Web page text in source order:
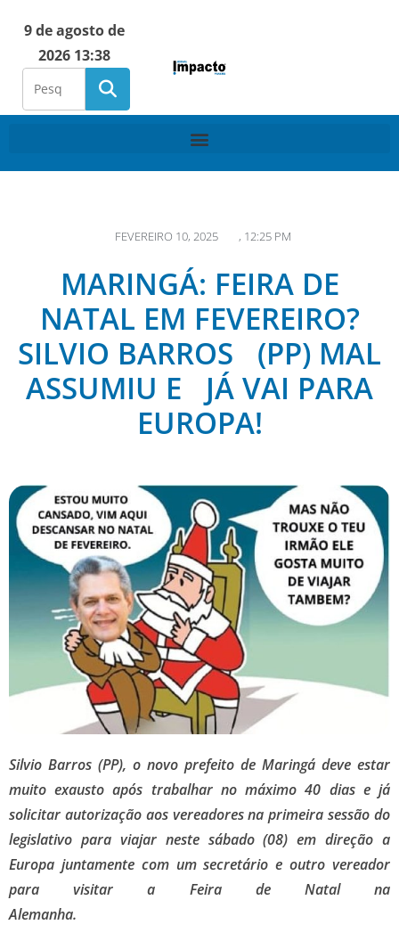
9 de agosto de
2026 13:38
FEVEREIRO 10, 2025 , 12:25 PM
MARINGÁ: FEIRA DE
NATAL EM FEVEREIRO?
SILVIO BARROS (PP) MAL
ASSUMIU E JÁ VAI PARA
EUROPA!
Silvio Barros (PP), o novo prefeito de Maringá deve estar
muito exausto após trabalhar no máximo 40 dias e já
solicitar autorização aos vereadores na primeira sessão do
legislativo para viajar neste sábado (08) em direção a
Europa juntamente com um secretário e outro vereador
para visitar a Feira de Natal na
Alemanha.